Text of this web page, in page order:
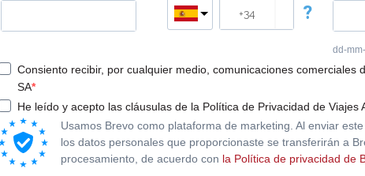
?
dd-
Consiento recibir, por cualquier medio, comunicaciones comerciales
SA
He leído y acepto las cláusulas de la Política de Privacidad de Viajes
Usamos Brevo como plataforma de marketing. Al enviar
los datos personales que proporcionaste se transferirán a
procesamiento, de acuerdo con la Política de privacidad de